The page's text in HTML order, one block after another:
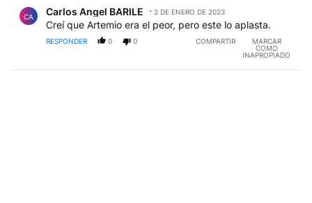
CA Carlos Angel BARILE 2 DE ENERO DE 2023
Creí que Artemio era el peor, pero este lo aplasta.
RESPONDER 0 0 COMPARTIR
MARCAR
COMO
INAPROPIADO